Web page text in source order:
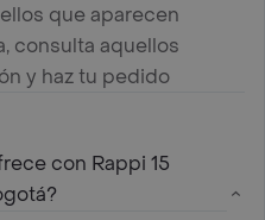
que aparecen
consulta aquellos
y haz tu pedido
con Rappi 15